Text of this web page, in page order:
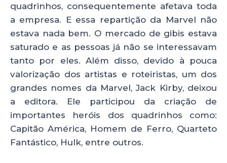
quadrinhos, consequentemente afetava toda
a empresa. E essa repartição da Marvel não
estava nada bem. O mercado de gibis estava
saturado e as pessoas já não se interessavam
tanto por eles. Além disso, devido à pouca
valorização dos artistas e roteiristas, um dos
grandes nomes da Marvel, Jack Kirby, deixou
a editora. Ele participou da criação de
importantes heróis dos quadrinhos como:
Capitão América, Homem de Ferro, Quarteto
Fantástico, Hulk, entre outros.